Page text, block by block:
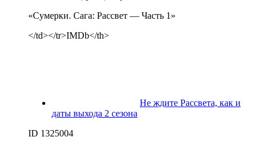
«Сумерки. Сага: Рассвет — Часть 1»
</td></tr>IMDb</th>
Не ждите Рассвета, как и
даты выхода 2 сезона
ID 1325004